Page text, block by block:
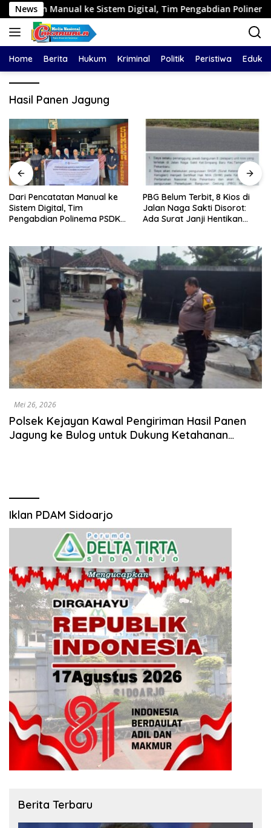
Langsung
ke
konten
Newske Sistem Digital, Tim Pengabdian Polinema PSDKU
Home Berita Hukum Kriminal Politik Peristiwa
Hasil Panen Jagung
PBG Belum Terbit, 8 Kios di
Jalan Naga Sakti Disorot:
Ada Surat Janji Hentikan
Diduga Aniaya Wanita di
Depan SPBU Denai, Doni
Chaniago Diamankan Polsek
Mei 26, 2026
Polsek Kejayan Kawal Pengiriman Hasil Panen
Jagung ke Bulog untuk Dukung Ketahanan
Iklan PDAM Sidoarjo
Berita Terbaru